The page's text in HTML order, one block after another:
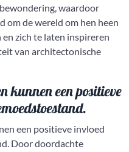
waardoor
om de wereld om hen heen
zich te laten inspireren
van architectonische
kunnen een positieve
een positieve invloed
Door doordachte